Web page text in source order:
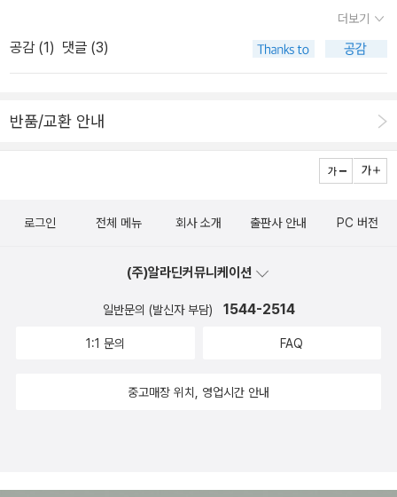
사회적 자제력을 발휘하는 까닭은 무엇일까? 만약 자제력을 발휘하
제력이 발달하고, 사회적 자제력이 강할수록 다른 강자와도 일정한
물리적, 심리적 거리를 둔다. 일종의 핵균형을 이루는 것이다. 야행호
랑이들이 서로에게, 그리고 인간에게 일정한 거리를 두는 것은 이런
호랑이까지 그런 것은 아니다. 사육 호랑이는 자신의 힘으로 먹이를
힘을 모르면 상대의 힘도 알기 어렵다. 병아리가 자신이 무슨 짓을 하
는지도 모르면서 다른 병아리를 쪼아 죽이듯이 사육 호랑이가 사람에
를 만난다면 동물에서 탈출한 호랑이보다 야생호랑이를 만나는 것이
바깥세상과 가족 사이에 경계를 두어, 안과 밖을 뚜렷이 구분했다. 경
가들의 기억을 우리 자신의 것으로 받아들여서는 안 된다. 국가는 공
동체가 아니며 그런 적도 없었다. 어떤 나라의 역사가 한 가족의 역사
처럼 보이더라도 사실 정복자와 피정복자, 주인과 노예, 자본가와 노
렬한 갈등을 감추고 있다. 그리고 이런 세계에서 가해자의 편에 서지
선망한다. 독일은 유일하게도 노동자가 경영에 참여하는 나라라고 한
이 책을 많이 읽는데 정치에 관심이 없을 수가 없다. 1년에 6주 휴가
보장, 유급 출산 휴가, 보육비, 보모비용 전액 지원, 부모를 모시면 보
금이 나오는 나라라니. 에필로그. 끝나지 않은 연쇄를 위하여 토니
45-2005>를 읽었다고. <미국에서 태언나 게 잘못이야>에서 일
운 책은 전체 15권 가운데 1차분으로 다섯 권이 나온<밀란 쿤데라 전
집>(민음사)인데, 알라딘에는 아직 이미지가 뜨지 않는다. 다시 번역
깨우다>(일리, 2011)이다. 영어 수용사를 다룬 책인데, '이 책은 영어
다양한 관련 사례를 통해 한국 근현대의 풍경과 역사상을 제시한다.
(...) 조선의 영어 도입과 관련해서는 교육사 차원에서 몇 편의 논문이
이미 있었다. 그러나 이 책은 최근 디지털 DB로 구축된 원전 자료들
의 한국 근대 풍경을 재현하였다.' 영어에 대한 한국인의 복잡한(때론
문제될 때 나온 <영어, 내 마음의 식민지>(당대, 2007)도 나란히 읽
어봄직하다.역사분야의 책으론 이성무 전 국사편찬위원회 위원장의
볼까 하는 마음에 몇달 전 아주 두툼한 <이성무의 조선왕조사>(수막
학서는 앤드루 커노한의 <종교의 바깥에서 의미를 찾다>(필로소픽,
다고 했다. 내 생각에 이와 같은 것이 농업도 있다. 지식산업 사회이지
만 농업이 채집으로 돌아가지 않는 것과 같다. 또 다른 두 가지의 예를
들 수가 있는데, 진화라는 개념과 자본주의라는 개념이다. ‘대학’이라
시한 방식으로는 해결되지 않으리라 추정한다.<시베리아의 위대한
영혼> 서평 별점 ; ★★★★★‘호랑이’라는 이름만으로도 설레인다.
이 설레임은 신비감 때문일 것이다. 누군가는 달 탐사가 달의 신비감
호랑이도 마찬가지로 책 읽고, 그림과 사진을 보면 볼수록 신비감이
품고 있다. 이 땅에 사는 ‘호랑이’도 위대한 영혼이다. 이 호랑이를 쫓
는 글쓴이 박수용도 위대한 영혼이다.cf 띠지도 아름다워 버릴 수가
kr/maripkahn/5792
더보기
공감 (1) 댓글 (3)
반품/교환 안내
로그인 전체 메뉴 회사 소개 출판사 안내 PC 버전
(주)알라딘커뮤니케이션
일반문의 (발신자 부담) 1544-2514
1:1 문의 FAQ
중고매장 위치, 영업시간 안내